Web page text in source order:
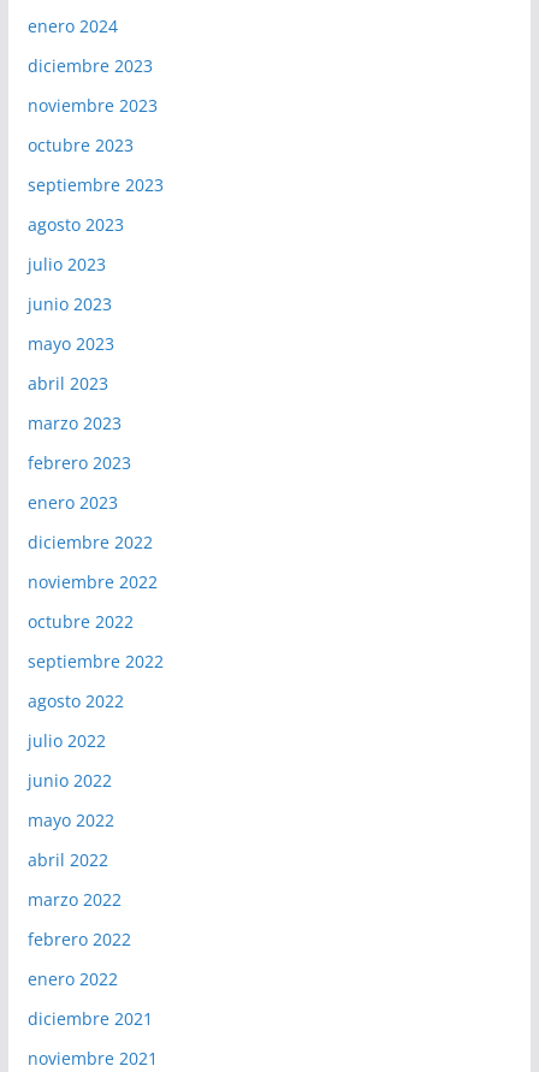
enero 2024
diciembre 2023
noviembre 2023
octubre 2023
septiembre 2023
agosto 2023
julio 2023
junio 2023
mayo 2023
abril 2023
marzo 2023
febrero 2023
enero 2023
diciembre 2022
noviembre 2022
octubre 2022
septiembre 2022
agosto 2022
julio 2022
junio 2022
mayo 2022
abril 2022
marzo 2022
febrero 2022
enero 2022
diciembre 2021
noviembre 2021